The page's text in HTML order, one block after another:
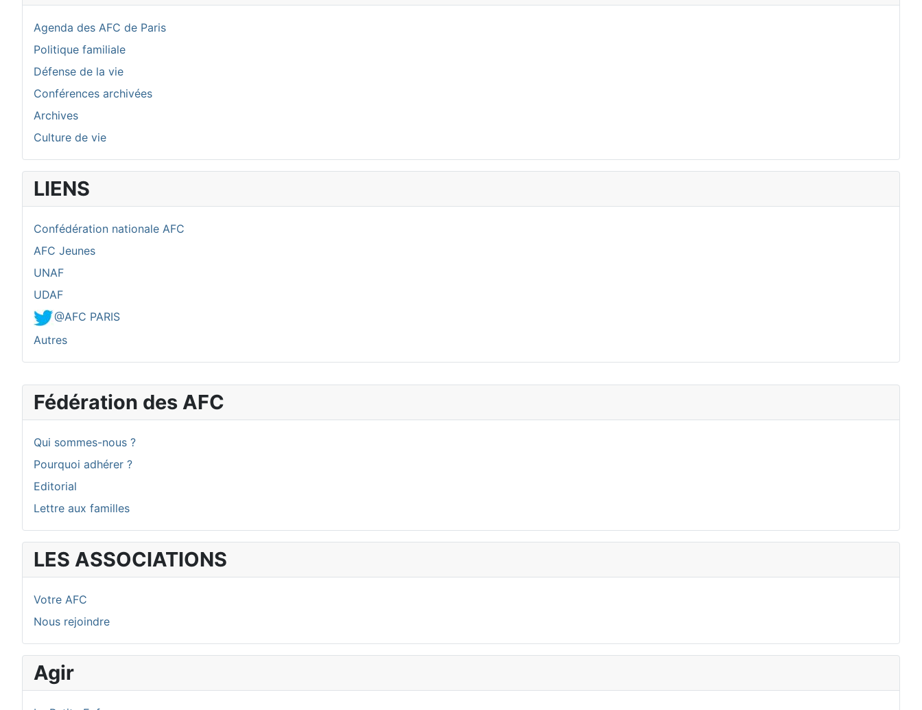
Fédération des AFC
Qui sommes-nous ?
Pourquoi adhérer ?
Editorial
Lettre aux familles
LES ASSOCIATIONS
Votre AFC
Nous rejoindre
Agir
Agenda des AFC de Paris
Politique familiale
Défense de la vie
Conférences archivées
Archives
Culture de vie
LIENS
Confédération nationale AFC
AFC Jeunes
UNAF
UDAF
@AFC PARIS
Autres